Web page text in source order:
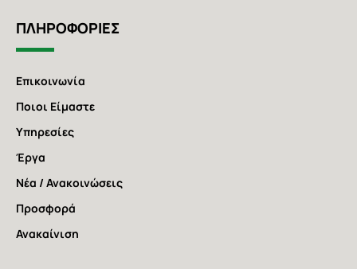
ΠΛΗΡΟΦΟΡΙΕΣ
Επικοινωνία
Ποιοι Είμαστε
Υπηρεσίες
Έργα
Νέα / Ανακοινώσεις
Προσφορά
Ανακαίνιση